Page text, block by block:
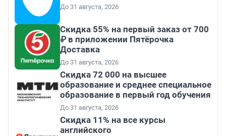
До 31 августа, 2026
Скидка 55% на первый заказ от 700
₽ в приложении Пятёрочка
Доставка
До 31 августа, 2026
Скидка 72 000 на высшее
образование и среднее специальное
образование в первый год обучения
До 31 августа, 2026
Скидка 11% на все курсы
английского